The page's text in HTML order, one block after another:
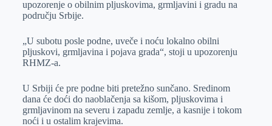
r
n
A
p
i
upozorenje o obilnim pljuskovima, grmljavini i gradu na
području Srbije.
„U subotu posle podne, uveče i noću lokalno obilni
pljuskovi, grmljavina i pojava grada“, stoji u upozorenju
RHMZ-a.
U Srbiji će pre podne biti pretežno sunčano. Sredinom
dana će doći do naoblačenja sa kišom, pljuskovima i
grmljavinom na severu i zapadu zemlje, a kasnije i tokom
noći i u ostalim krajevima.